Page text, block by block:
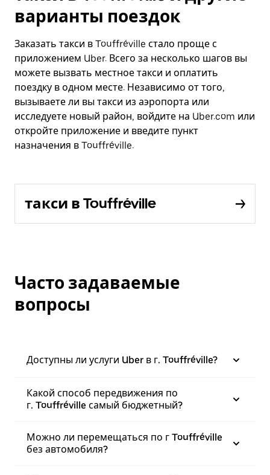
варианты поездок
Заказать такси в Touffréville стало проще с
приложением Uber. Всего за несколько шагов вы
можете вызвать местное такси и оплатить
поездку в одном месте. Независимо от того,
вызываете ли вы такси из аэропорта или
исследуете новый район, войдите на Uber.com или
откройте приложение и введите пункт
назначения в Touffréville.
такси в Touffréville
Часто задаваемые
вопросы
Доступны ли услуги Uber в г. Touffréville?
Какой способ передвижения по
г. Touffréville самый бюджетный?
Можно ли перемещаться по г Touffréville
без автомобиля?